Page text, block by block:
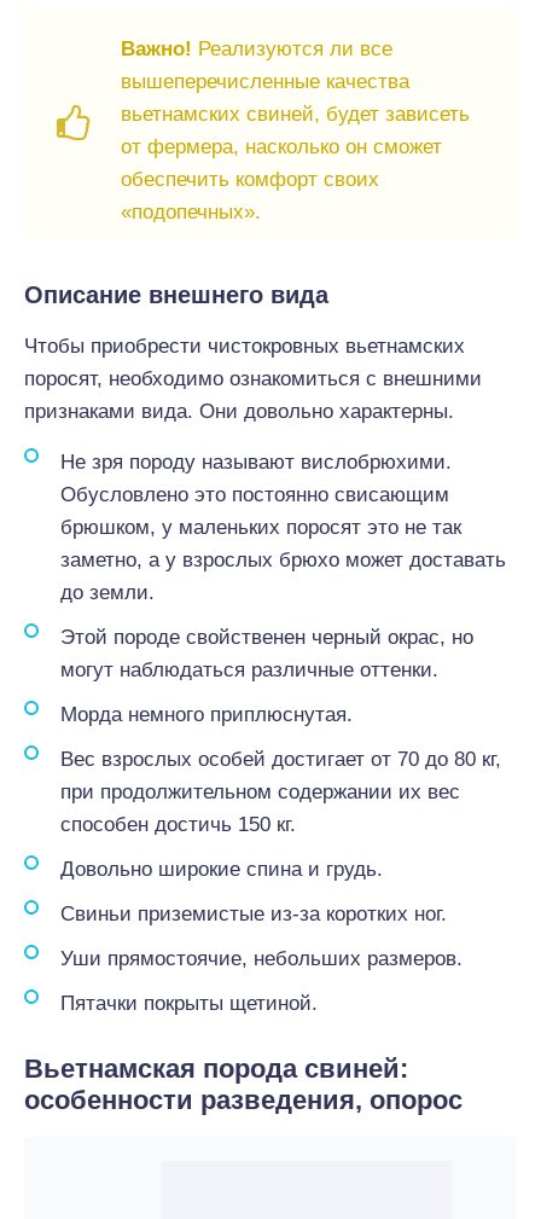
Важно! Реализуются ли все
вышеперечисленные качества
вьетнамских свиней, будет зависеть
от фермера, насколько он сможет
обеспечить комфорт своих
«подопечных».
Описание внешнего вида
Чтобы приобрести чистокровных вьетнамских
поросят, необходимо ознакомиться с внешними
признаками вида. Они довольно характерны.
Не зря породу называют вислобрюхими.
Обусловлено это постоянно свисающим
брюшком, у маленьких поросят это не так
заметно, а у взрослых брюхо может доставать
до земли.
Этой породе свойственен черный окрас, но
могут наблюдаться различные оттенки.
Морда немного приплюснутая.
Вес взрослых особей достигает от 70 до 80 кг,
при продолжительном содержании их вес
способен достичь 150 кг.
Довольно широкие спина и грудь.
Свиньи приземистые из-за коротких ног.
Уши прямостоячие, небольших размеров.
Пятачки покрыты щетиной.
Вьетнамская порода свиней:
особенности разведения, опорос